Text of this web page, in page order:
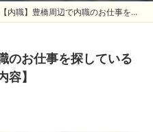
【内職】豊橋周辺で内職のお仕事を探している方募集中！【お仕事の内容】
のお仕事を探している
】